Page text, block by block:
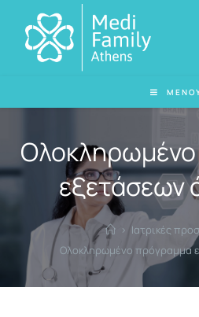
εξετάσεων
> Ιατρικές
Ολοκληρωμένο πρόγραμμα